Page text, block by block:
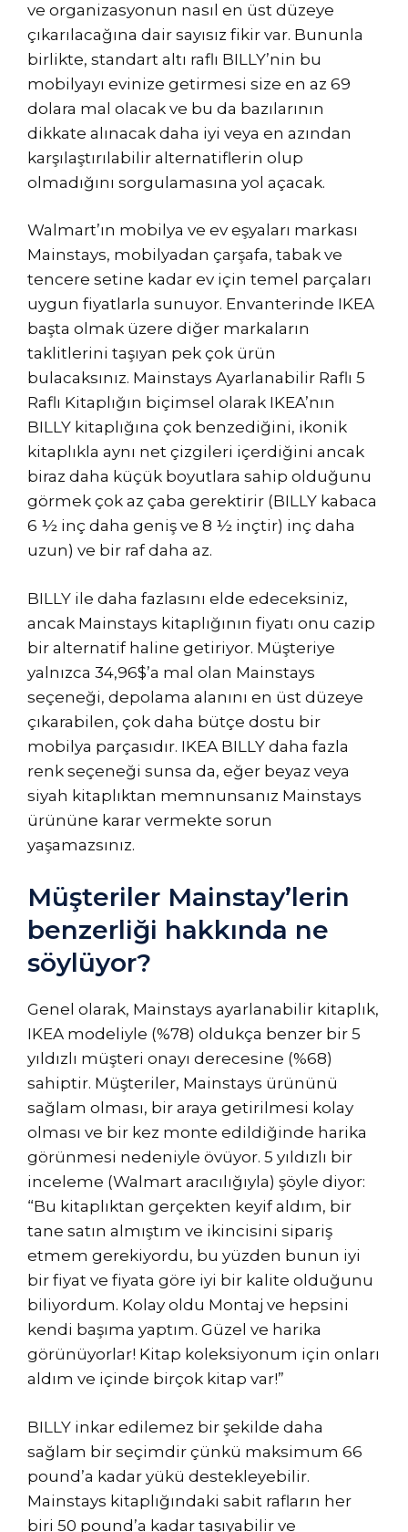
ve organizasyonun nasıl en üst düzeye
çıkarılacağına dair sayısız fikir var. Bununla
birlikte, standart altı raflı BILLY’nin bu
mobilyayı evinize getirmesi size en az 69
dolara mal olacak ve bu da bazılarının
dikkate alınacak daha iyi veya en azından
karşılaştırılabilir alternatiflerin olup
olmadığını sorgulamasına yol açacak.
Walmart’ın mobilya ve ev eşyaları markası
Mainstays, mobilyadan çarşafa, tabak ve
tencere setine kadar ev için temel parçaları
uygun fiyatlarla sunuyor. Envanterinde IKEA
başta olmak üzere diğer markaların
taklitlerini taşıyan pek çok ürün
bulacaksınız. Mainstays Ayarlanabilir Raflı 5
Raflı Kitaplığın biçimsel olarak IKEA’nın
BILLY kitaplığına çok benzediğini, ikonik
kitaplıkla aynı net çizgileri içerdiğini ancak
biraz daha küçük boyutlara sahip olduğunu
görmek çok az çaba gerektirir (BILLY kabaca
6 ½ inç daha geniş ve 8 ½ inçtir) inç daha
uzun) ve bir raf daha az.
BILLY ile daha fazlasını elde edeceksiniz,
ancak Mainstays kitaplığının fiyatı onu cazip
bir alternatif haline getiriyor. Müşteriye
yalnızca 34,96$’a mal olan Mainstays
seçeneği, depolama alanını en üst düzeye
çıkarabilen, çok daha bütçe dostu bir
mobilya parçasıdır. IKEA BILLY daha fazla
renk seçeneği sunsa da, eğer beyaz veya
siyah kitaplıktan memnunsanız Mainstays
ürününe karar vermekte sorun
yaşamazsınız.
Müşteriler Mainstay’lerin
benzerliği hakkında ne
söylüyor?
Genel olarak, Mainstays ayarlanabilir kitaplık,
IKEA modeliyle (%78) oldukça benzer bir 5
yıldızlı müşteri onayı derecesine (%68)
sahiptir. Müşteriler, Mainstays ürününü
sağlam olması, bir araya getirilmesi kolay
olması ve bir kez monte edildiğinde harika
görünmesi nedeniyle övüyor. 5 yıldızlı bir
inceleme (Walmart aracılığıyla) şöyle diyor:
“Bu kitaplıktan gerçekten keyif aldım, bir
tane satın almıştım ve ikincisini sipariş
etmem gerekiyordu, bu yüzden bunun iyi
bir fiyat ve fiyata göre iyi bir kalite olduğunu
biliyordum. Kolay oldu Montaj ve hepsini
kendi başıma yaptım. Güzel ve harika
görünüyorlar! Kitap koleksiyonum için onları
aldım ve içinde birçok kitap var!”
BILLY inkar edilemez bir şekilde daha
sağlam bir seçimdir çünkü maksimum 66
pound’a kadar yükü destekleyebilir.
Mainstays kitaplığındaki sabit rafların her
biri 50 pound’a kadar taşıyabilir ve